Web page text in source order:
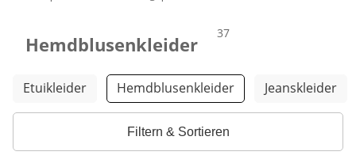
Hemdblusenkleider Produkte
37
Weitere Kategorien überspringen
Etuikleider Hemdblusenkleider Jeanskleider
Filtern & Sortieren